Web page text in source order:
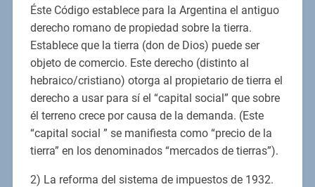
Éste Código establece para la Argentina el antiguo
derecho romano de propiedad sobre la tierra.
Establece que la tierra (don de Dios) puede ser
objeto de comercio. Este derecho (distinto al
hebraico/cristiano) otorga al propietario de tierra el
derecho a usar para sí el “capital social” que sobre
él terreno crece por causa de la demanda. (Este
“capital social ” se manifiesta como “precio de la
tierra” en los denominados “mercados de tierras”).
2) La reforma del sistema de impuestos de 1932.